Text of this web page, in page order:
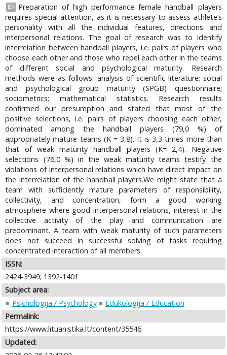
EN
Preparation of high performance female handball players
requires special attention, as it is necessary to assess athlete’s
personality with all the individual features, directions and
interpersonal relations. The goal of research was to identify
interrelation between handball players, i.e. pairs of players who
choose each other and those who repel each other in the teams
of different social and psychological maturity. Research
methods were as follows: analysis of scientific literature; social
and psychological group maturity (SPGB) questionnaire;
sociometrics; mathematical statistics. Research results
confirmed our presumption and stated that most of the
positive selections, i.e. pairs of players choosing each other,
dominated among the handball players (79,0 %) of
appropriately mature teams (K = 3,8). It is 3,3 times more than
that of weak maturity handball players (K= 2,4). Negative
selections (76,0 %) in the weak maturity teams testify the
violations of interpersonal relations which have direct impact on
the interrelation of the handball players.We might state that a
team with sufficiently mature parameters of responsibility,
collectivity, and concentration, form a good working
atmosphere where good interpersonal relations, interest in the
collective activity of the play and communication are
predominant. A team with weak maturity of such parameters
does not succeed in successful solving of tasks requiring
concentrated interaction of all members.
ISSN:
2424-3949; 1392-1401
Subject area:
Psichologija / Psychology
Edukologija / Education
Permalink:
https://www.lituanistika.lt/content/35546
Updated: